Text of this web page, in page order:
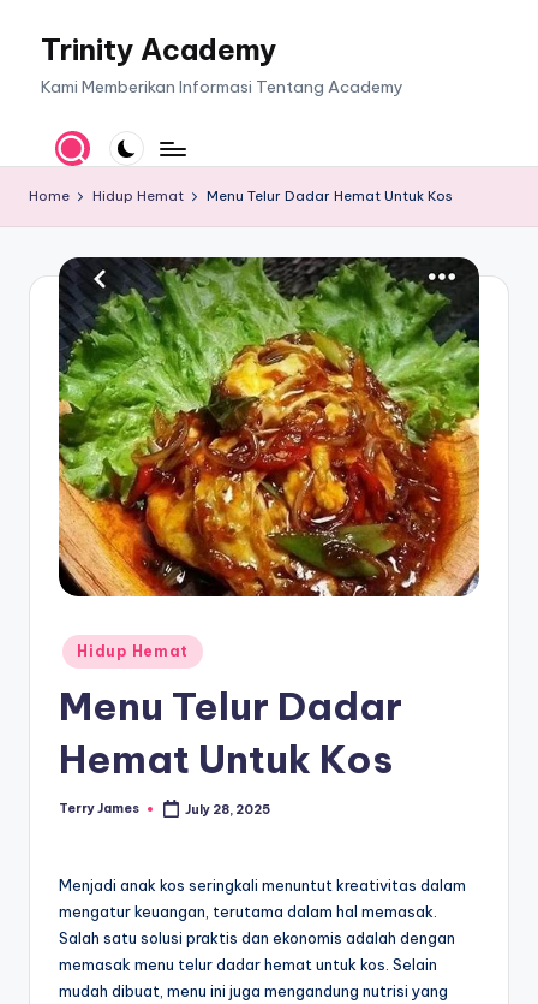
Trinity Academy
Kami Memberikan Informasi Tentang Academy
Home Hidup Hemat Menu Telur Dadar Hemat Untuk Kos
Posted
in
Hidup Hemat
Menu Telur Dadar
Hemat Untuk Kos
Posted
Terry James July 28, 2025
Menjadi anak kos seringkali menuntut kreativitas dalam
mengatur keuangan, terutama dalam hal memasak.
Salah satu solusi praktis dan ekonomis adalah dengan
memasak menu telur dadar hemat untuk kos. Selain
mudah dibuat, menu ini juga mengandung nutrisi yang